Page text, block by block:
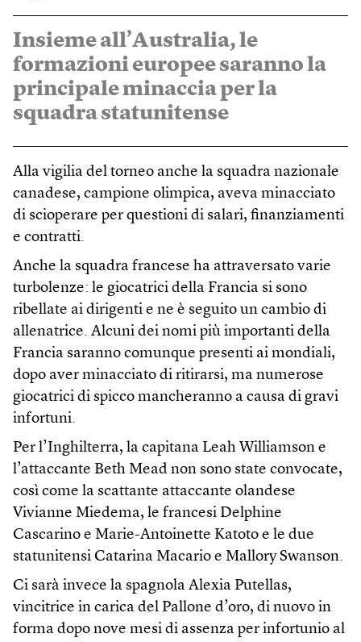
Insieme all’Australia, le
formazioni europee saranno la
principale minaccia per la
squadra statunitense
Alla vigilia del torneo anche la squadra nazionale
canadese, campione olimpica, aveva minacciato
di scioperare per questioni di salari, finanziamenti
e contratti.
Anche la squadra francese ha attraversato varie
turbolenze: le giocatrici della Francia si sono
ribellate ai dirigenti e ne è seguito un cambio di
allenatrice. Alcuni dei nomi più importanti della
Francia saranno comunque presenti ai mondiali,
dopo aver minacciato di ritirarsi, ma numerose
giocatrici di spicco mancheranno a causa di gravi
infortuni.
Per l’Inghilterra, la capitana Leah Williamson e
l’attaccante Beth Mead non sono state convocate,
così come la scattante attaccante olandese
Vivianne Miedema, le francesi Delphine
Cascarino e Marie-Antoinette Katoto e le due
statunitensi Catarina Macario e Mallory Swanson.
Ci sarà invece la spagnola Alexia Putellas,
vincitrice in carica del Pallone d’oro, di nuovo in
forma dopo nove mesi di assenza per infortunio al